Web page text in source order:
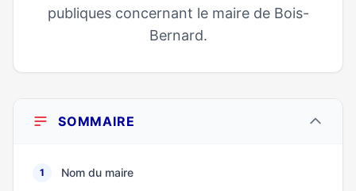
publiques concernant le maire de Bois-
Bernard.
SOMMAIRE
1 Nom du maire